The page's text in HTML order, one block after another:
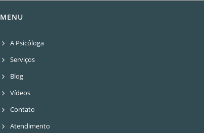
MENU
A Psicóloga
Serviços
Blog
Vídeos
Contato
Atendimento